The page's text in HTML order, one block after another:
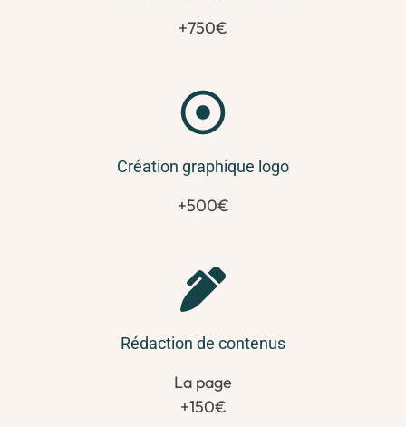
+750€
Création graphique logo
+500€
Rédaction de contenus
La page
+150€